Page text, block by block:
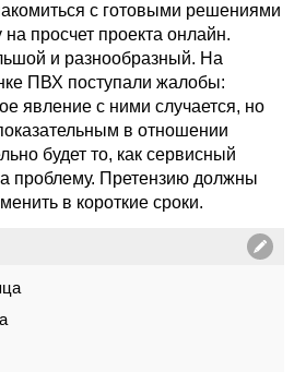
с готовыми решениями
на просчет проекта онлайн.
и разнообразный. На
ПВХ поступали жалобы:
явление с ними случается, но
в отношении
будет то, как сервисный
проблему. Претензию должны
в короткие сроки.